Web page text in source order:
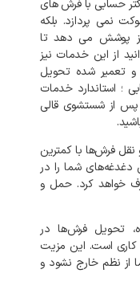
حسابی با فرش های
نمی‌ پردازد. بلکه
پوشش می‌ دهد تا
از این خدمات نیز
و تعمیر شده تحویل
؛ استاندارد خدمات
پس از شستشوی قالی
.
نقل فرش‌ها با کمترین
دغدغه‌های شما را در
خواهد کرد.حمل و
تحویل فرش‌ها در
کاری است. این مزیت
از نظم خارج نشود و